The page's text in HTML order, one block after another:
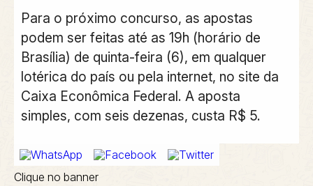
Para o próximo concurso, as apostas
podem ser feitas até as 19h (horário de
Brasília) de quinta-feira (6), em qualquer
lotérica do país ou pela internet, no site da
Caixa Econômica Federal. A aposta
simples, com seis dezenas, custa R$ 5.
Clique no banner